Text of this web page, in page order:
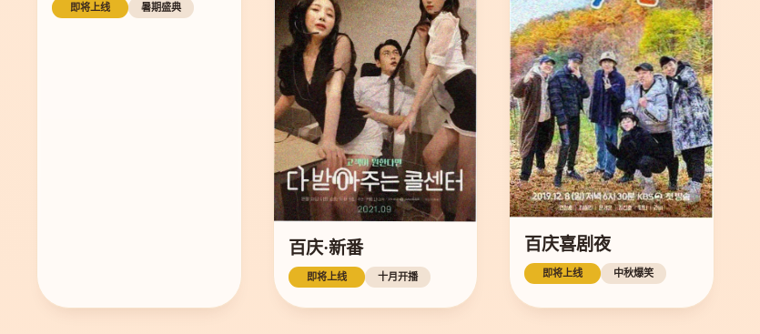
即将上线 暑期盛典
百庆·新番
即将上线 十月开播
百庆喜剧夜
即将上线 中秋爆笑